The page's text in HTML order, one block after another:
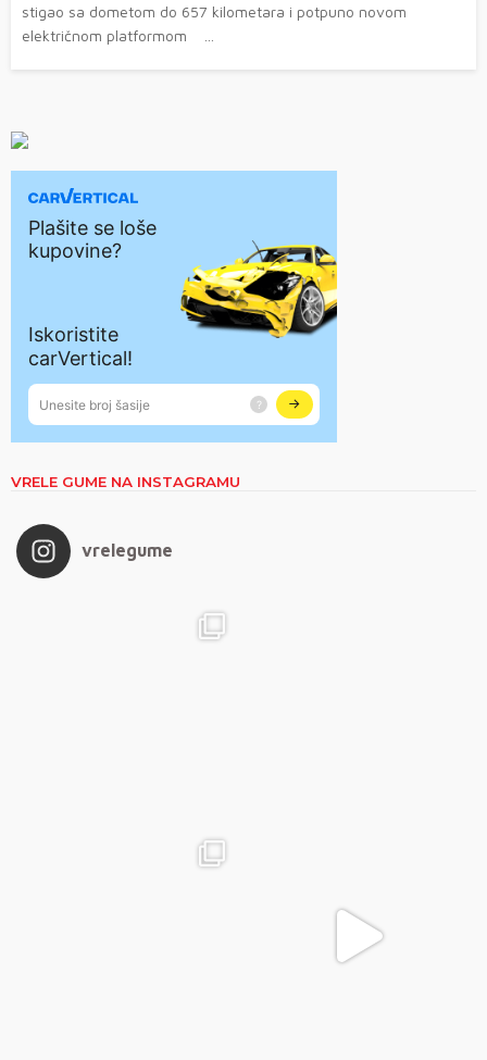
stigao sa dometom do 657 kilometara i potpuno novom
električnom platformom ...
VRELE GUME NA INSTAGRAMU
vrelegume